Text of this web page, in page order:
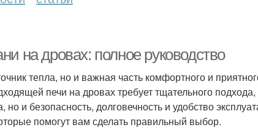
на дровах: полное руководство
тепла, но и важная часть комфортного и
печи на дровах требует тщательного подхода,
и безопасность, долговечность и удобство
помогут вам сделать правильный выбор.